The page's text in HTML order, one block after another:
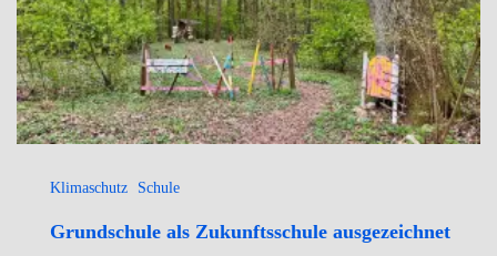
Klimaschutz Schule
Grundschule als Zukunftsschule ausgezeichnet